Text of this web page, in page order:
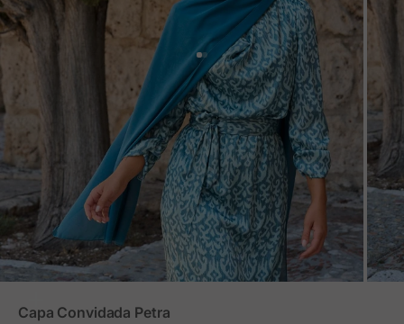
Ir para o artigo 1
Ir para o artigo 2
Capa Convidada Petra